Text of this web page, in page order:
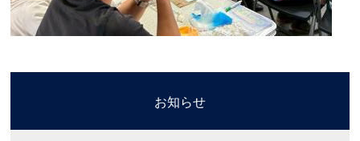
お知らせ